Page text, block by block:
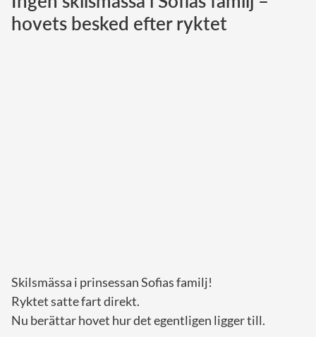
Norska kungahuset
hovets besked efter ryktet
Skilsmässa i prinsessan Sofias familj!
Ryktet satte fart direkt.
Nu berättar hovet hur det egentligen ligger till.